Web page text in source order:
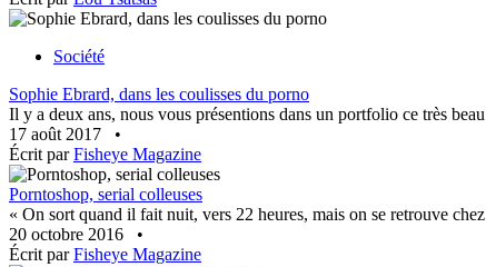
Société
Sophie Ebrard, dans les coulisses du porno
Il y a deux ans, nous vous présentions dans un portfolio ce très
17 août 2017
•
Écrit parFisheye Magazine
Porntoshop, serial colleuses
« On sort quand il fait nuit, vers 22 heures, mais on se retrouve
20 octobre 2016
•
Écrit parFisheye Magazine